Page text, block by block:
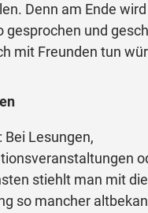
Denn am Ende
gesprochen und
mit Freunden tun
Bei Lesungen,
stiehlt man mit
so mancher